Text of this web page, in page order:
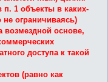
п. 1 объекты в каких-
ограничиваясь)
возмездной основе,
доступа к такой
(равно как